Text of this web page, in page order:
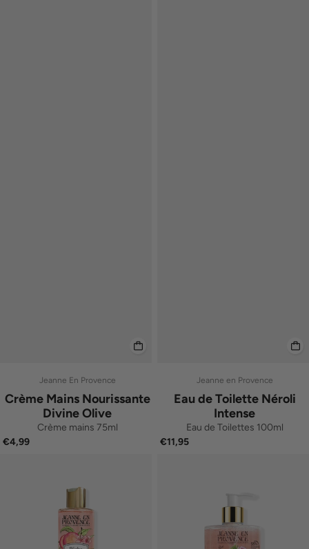
Jeanne En Provence
Crème Mains Nourissante
Divine Olive
Crème mains 75ml
€4,99
Jeanne en Provence
Eau de Toilette Néroli
Intense
Eau de Toilettes 100ml
€11,95